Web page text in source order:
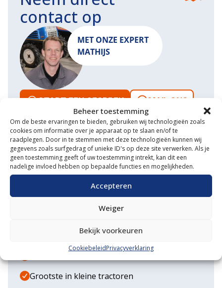
Beheer toestemming
Om de beste ervaringen te bieden, gebruiken wij technologieën zoals
cookies om informatie over je apparaat op te slaan en/of te
raadplegen. Door in te stemmen met deze technologieën kunnen wij
gegevens zoals surfgedrag of unieke ID's op deze site verwerken. Als je
geen toestemming geeft of uw toestemming intrekt, kan dit een
nadelige invloed hebben op bepaalde functies en mogelijkheden.
Accepteren
Weiger
Bekijk voorkeuren
CookiebeleidPrivacyverklaring
contact op
MET ONZE EXPERT
MATHIJS
START EEN GESPREK MAIL ONS
Waarom VM Service
Uitgebreide showroom
Eigen transportservice
Diverse aanbouwwerktuigen
Grootste in kleine tractoren